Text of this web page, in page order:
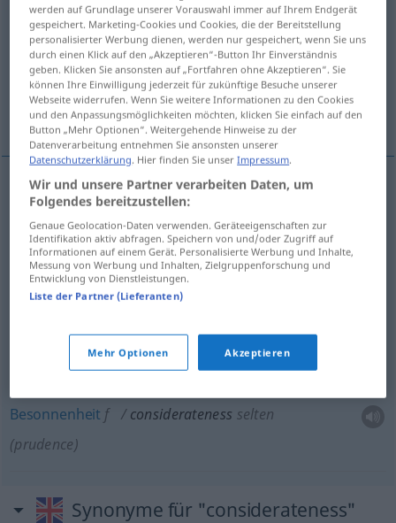
Übersicht aller Übersetzungen
(Für mehr Details die Übersetzung anklicken/antippen)
Rücksichtnahme, Aufmerksamkeit
Umsicht, Besonnenheit
Rücksichtnahmef
considerateness
thoughtfulness
Aufmerksamkeitf
considerateness
f considerateness selten(prudence)
Besonnenheit f considerateness selten
(prudence)
Synonyme für "considerateness"
werden auf Grundlage unserer Vorauswahl immer auf Ihrem Endgerät
gespeichert. Marketing-Cookies und Cookies, die der Bereitstellung
personalisierter Werbung dienen, werden nur gespeichert, wenn Sie uns
durch einen Klick auf den „Akzeptieren“-Button Ihr Einverständnis
geben. Klicken Sie ansonsten auf „Fortfahren ohne Akzeptieren“. Sie
können Ihre Einwilligung jederzeit für zukünftige Besuche unserer
Webseite widerrufen. Wenn Sie weitere Informationen zu den Cookies
und den Anpassungsmöglichkeiten möchten, klicken Sie einfach auf den
Button „Mehr Optionen“. Weitergehende Hinweise zu der
Datenverarbeitung entnehmen Sie ansonsten unserer
Datenschutzerklärung. Hier finden Sie unserImpressum.
Wir und unsere Partner verarbeiten Daten, um
Folgendes bereitzustellen:
Genaue Geolocation-Daten verwenden. Geräteeigenschaften zur
Identifikation aktiv abfragen. Speichern von und/oder Zugriff auf
Informationen auf einem Gerät. Personalisierte Werbung und Inhalte,
Messung von Werbung und Inhalten, Zielgruppenforschung und
Entwicklung von Dienstleistungen.
Liste der Partner (Lieferanten)
Mehr Optionen Akzeptieren